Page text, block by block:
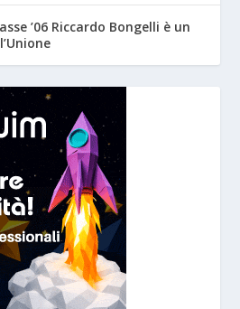
’06 Riccardo Bongelli è un